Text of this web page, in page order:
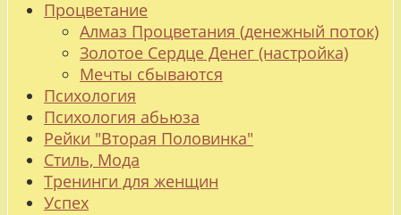
Процветание
Алмаз Процветания (денежный поток)
Золотое Сердце Денег (настройка)
Мечты сбываются
Психология
Психология абьюза
Рейки "Вторая Половинка"
Стиль, Мода
Тренинги для женщин
Успех